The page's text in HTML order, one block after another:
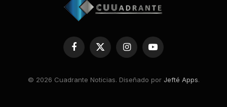
Facebook
X
(Twitter)
InstagramYouTube
© 2026 Cuadrante Noticias. Diseñado por Jefté Apps.